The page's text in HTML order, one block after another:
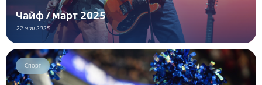
Чайф / март 2025
22 мая 2025
Спорт